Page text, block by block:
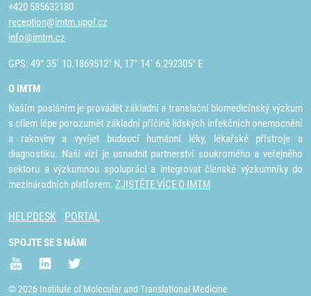
+420 585632180
reception@imtm.upol.cz
info@imtm.cz
GPS: 49° 35´ 10.1869512" N, 17° 14´ 6.292305" E
O IMTM
Naším posláním je provádět základní a translační biomedicínský výzkum
s cílem lépe porozumět základní příčině lidských infekčních onemocnění
a rakoviny a vyvíjet budoucí humánní léky, lékařské přístroje a
diagnostiku. Naší vizí je usnadnit partnerství soukromého a veřejného
sektoru a výzkumnou spolupráci a integrovat členské výzkumníky do
mezinárodních platforem. ZJISTĚTE VÍCE O IMTM
HELPDESK PORTAL
SPOJTE SE S NÁMI
© 2026 Institute of Molecular and Translational Medicine